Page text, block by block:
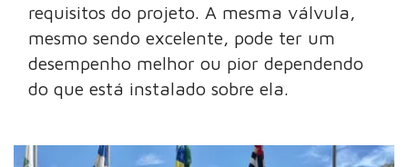
requisitos do projeto. A mesma válvula,
mesmo sendo excelente, pode ter um
desempenho melhor ou pior dependendo
do que está instalado sobre ela.